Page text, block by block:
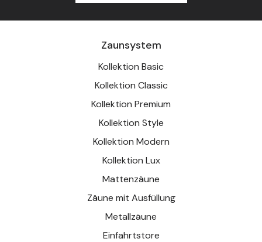
Zaunsystem
Kollektion Basic
Kollektion Classic
Kollektion Premium
Kollektion Style
Kollektion Modern
Kollektion Lux
Mattenzäune
Zäune mit Ausfüllung
Metallzäune
Einfahrtstore